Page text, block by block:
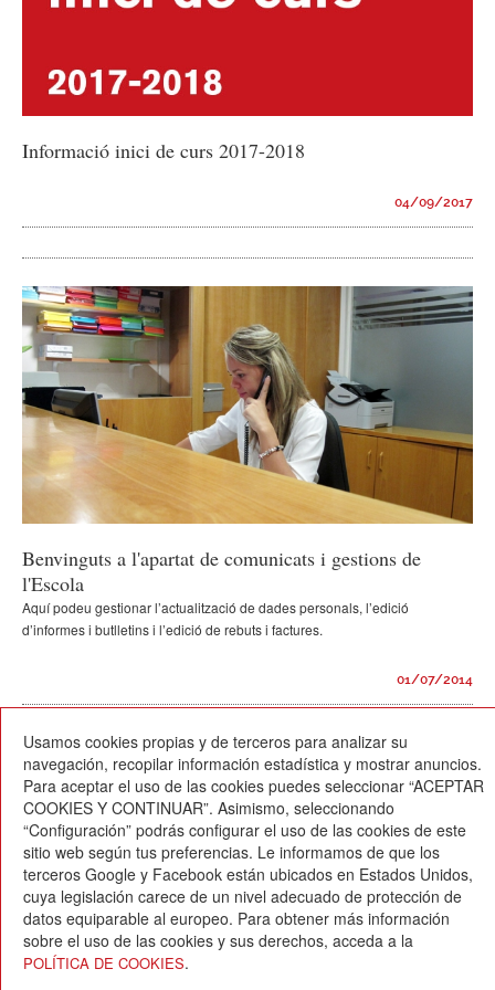
Informació inici de curs 2017-2018
04/09/2017
Benvinguts a l'apartat de comunicats i gestions de
l'Escola
Aquí podeu gestionar l’actualització de dades personals, l’edició
d’informes i butlletins i l’edició de rebuts i factures.
01/07/2014
Escola Betània-Patmos
C. Montevideo, 13
08034 Barcelona
Usamos cookies propias y de terceros para analizar su
navegación, recopilar información estadística y mostrar anuncios.
Para aceptar el uso de las cookies puedes seleccionar “ACEPTAR
COOKIES Y CONTINUAR”. Asimismo, seleccionando
“Configuración” podrás configurar el uso de las cookies de este
sitio web según tus preferencias. Le informamos de que los
terceros Google y Facebook están ubicados en Estados Unidos,
cuya legislación carece de un nivel adecuado de protección de
datos equiparable al europeo. Para obtener más información
sobre el uso de las cookies y sus derechos, acceda a la
POLÍTICA DE COOKIES.